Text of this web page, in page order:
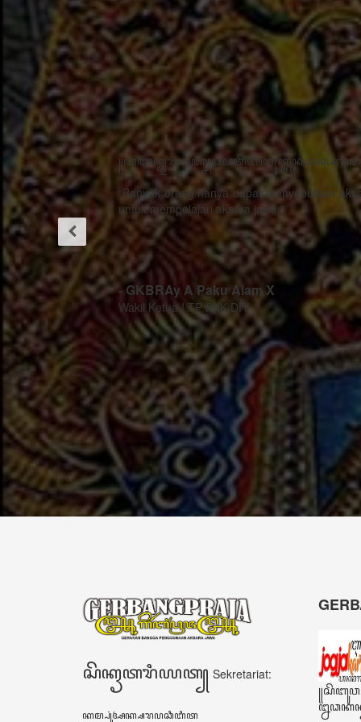
“Kemajuan
teknologi
bukanlah musuh
dari proses
pelestarian
budaya, justru
menjadi strategi
sebagai alat
untuk
mempublikasikan
kekayaan
khasanah
budaya Jawa
dan kearifan-
kearifan lokal
mengingat
generasi
sekarang tidak
dapat lepas dari
ponsel
pintarnya.”
"Dengan
adanya
kegiatan
pertemuan
restorasi
sosial
dengan
tema
Gerbang
Praja ini
sangat
bermanfaat
ada hal
khusus cara
menggugah
berperilaku
rasa sithik
eding,
seorang
pemimpin
mau
berhasil
memimpin
harus
menghindari
watak
Adigang
Adigung
Adiguna"
Warsidi
Kulon Progo